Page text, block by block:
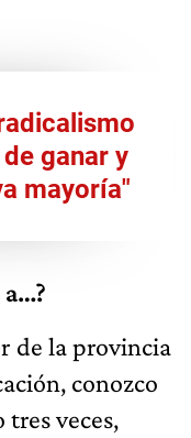
ganar y
mayoría"
de la provincia
conozco
veces,